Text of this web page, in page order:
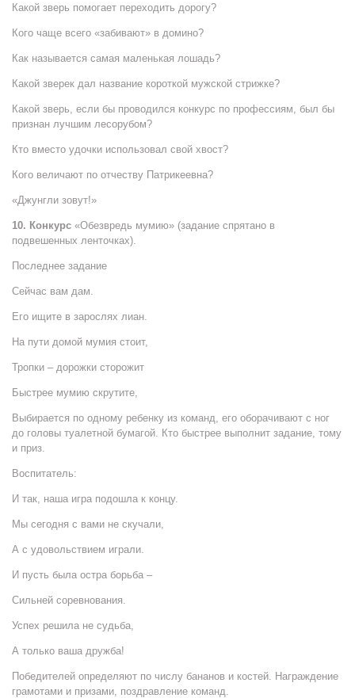
Какой зверь помогает переходить дорогу?
Кого чаще всего «забивают» в домино?
Как называется самая маленькая лошадь?
Какой зверек дал название короткой мужской стрижке?
Какой зверь, если бы проводился конкурс по профессиям, был бы
признан лучшим лесорубом?
Кто вместо удочки использовал свой хвост?
Кого величают по отчеству Патрикеевна?
«Джунгли зовут!»
10. Конкурс «Обезвредь мумию» (задание спрятано в
подвешенных ленточках).
Последнее задание
Сейчас вам дам.
Его ищите в зарослях лиан.
На пути домой мумия стоит,
Тропки – дорожки сторожит
Быстрее мумию скрутите,
Выбирается по одному ребенку из команд, его оборачивают с ног
до головы туалетной бумагой. Кто быстрее выполнит задание, тому
и приз.
Воспитатель:
И так, наша игра подошла к концу.
Мы сегодня с вами не скучали,
А с удовольствием играли.
И пусть была остра борьба –
Сильней соревнования.
Успех решила не судьба,
А только ваша дружба!
Победителей определяют по числу бананов и костей. Награждение
грамотами и призами, поздравление команд.